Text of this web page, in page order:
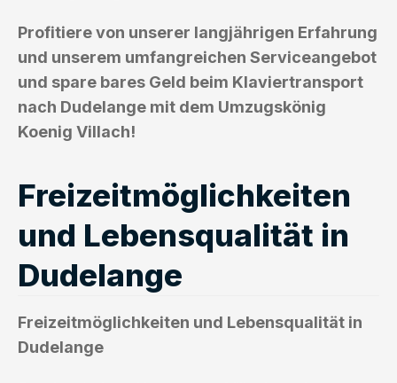
Profitiere von unserer langjährigen Erfahrung
und unserem umfangreichen Serviceangebot
und spare bares Geld beim Klaviertransport
nach Dudelange mit dem Umzugskönig
Koenig Villach!
Freizeitmöglichkeiten
und Lebensqualität in
Dudelange
Freizeitmöglichkeiten und Lebensqualität in
Dudelange